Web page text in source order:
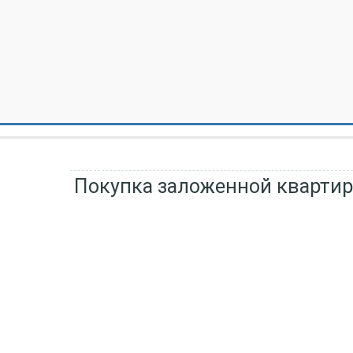
Покупка заложенной